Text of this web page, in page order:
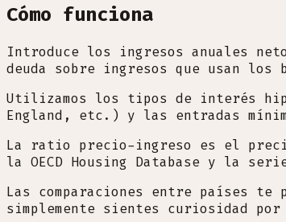
Cómo funciona
Introduce los ingresos anuales
deuda sobre ingresos que usan los
Utilizamos los tipos de interés
England, etc.) y las entradas
La ratio precio-ingreso es el
la OECD Housing Database y la
Las comparaciones entre países
simplemente sientes curiosidad